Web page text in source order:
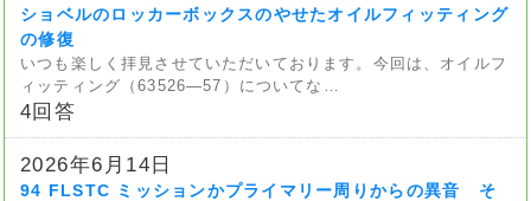
ショベルのロッカーボックスのやせたオイルフィッティング
の修復
いつも楽しく拝見させていただいております。今回は、オイルフ
ィッティング（63526—57）についてな…
4回答
2026年6月14日
94 FLSTC ミッションかプライマリー周りからの異音 そ